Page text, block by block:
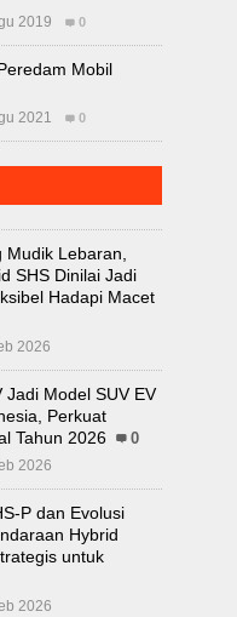
2019 0
Mobil
2021 0
Lebaran,
SHS Dinilai Jadi
Hadapi Macet
2026
Jadi Model SUV EV
Perkuat
Tahun 2026
0
2026
P dan Evolusi
Hybrid
untuk
2026